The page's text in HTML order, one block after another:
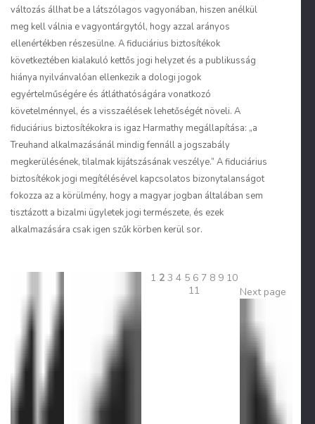
változás állhat be a látszólagos vagyonában, hiszen anélkül
meg kell válnia e vagyontárgytól, hogy azzal arányos
ellenértékben részesülne. A fiduciárius biztosítékok
következtében kialakuló kettős jogi helyzet és a publikusság
hiánya nyilvánvalóan ellenkezik a dologi jogok
egyértelműségére és átláthatóságára vonatkozó
követelménnyel, és a visszaélések lehetőségét növeli. A
fiduciárius biztosítékokra is igaz Harmathy megállapítása: „a
Treuhand alkalmazásánál mindig fennáll a jogszabály
megkerülésének, tilalmak kijátszásának veszélye.” A fiduciárius
biztosítékok jogi megítélésével kapcsolatos bizonytalanságot
fokozza az a körülmény, hogy a magyar jogban általában sem
tisztázott a bizalmi ügyletek jogi természete, és ezek
alkalmazására csak igen szűk körben kerül sor.
1 2 3 4 5 6 7 8 9 10
11
Next page